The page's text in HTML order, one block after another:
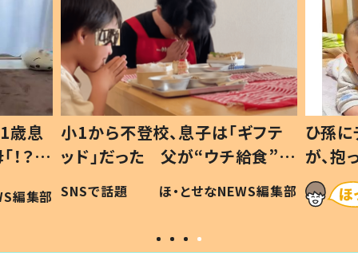
ら不登校、息子は「ギフテ
」だった 父が“ウチ給食”を
続ける理由とは #令和の親
の子
話題 ほ・とせなNEWS編集部
ひ孫にデレデレな
が、抱っこすると
「涙が出ました」
い」
ほ・